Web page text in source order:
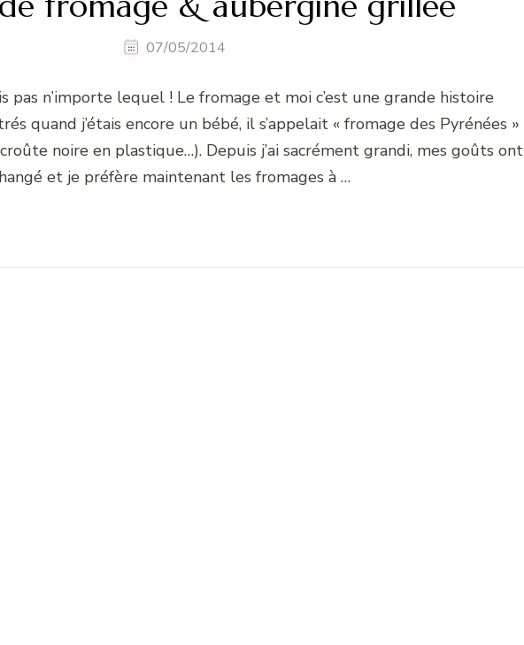
07/05/2014
pas n’importe lequel ! Le fromage et moi c’est une grande histoire
quand j’étais encore un bébé, il s’appelait « fromage des Pyrénées »
noire en plastique…). Depuis j’ai sacrément grandi, mes goûts ont
et je préfère maintenant les fromages à …